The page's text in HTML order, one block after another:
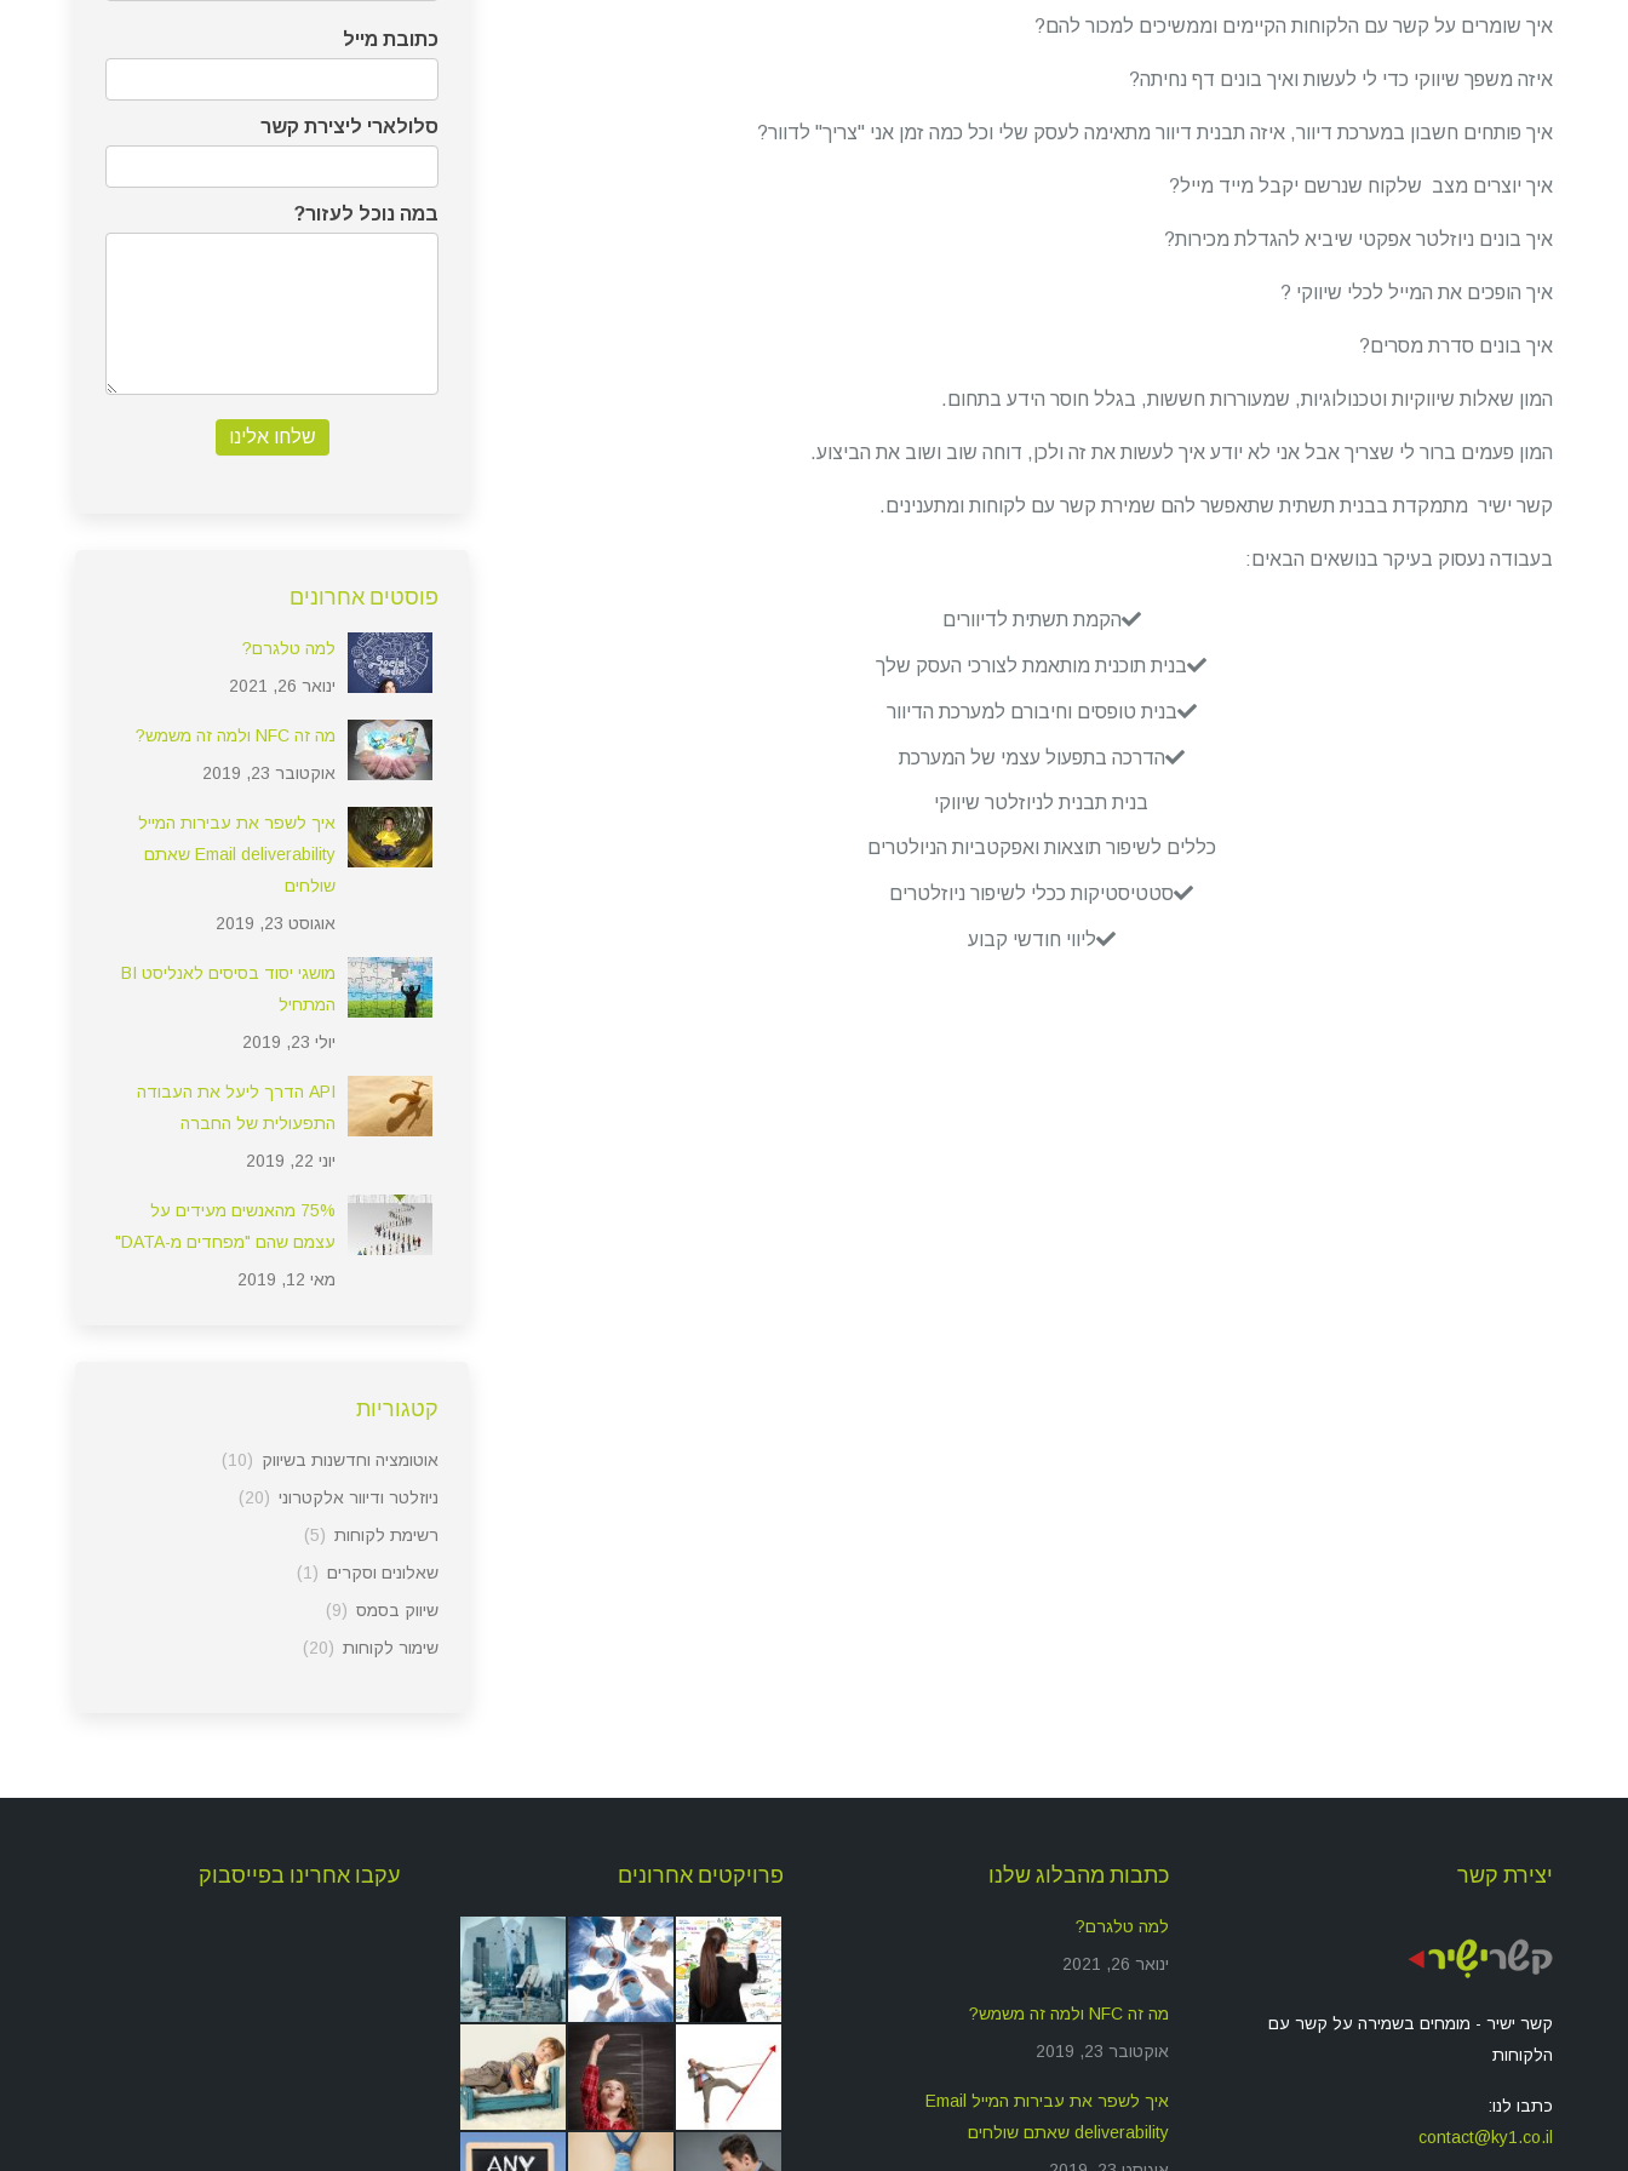
איך שומרים על קשר עם הלקוחות הקיימים וממשיכים למכור להם?
איזה משפך שיווקי כדי לי לעשות ואיך בונים דף נחיתה?
איך פותחים חשבון במערכת דיוור, איזה תבנית דיוור מתאימה לעסק שלי וכל כמה זמן אני "צריך" לדוור?
איך יוצרים מצב שלקוח שנרשם יקבל מייד מייל?
איך בונים ניוזלטר אפקטי שיביא להגדלת מכירות?
איך הופכים את המייל לכלי שיווקי ?
איך בונים סדרת מסרים?
המון שאלות שיווקיות וטכנולוגיות, שמעוררות חששות, בגלל חוסר הידע בתחום.
המון פעמים ברור לי שצריך אבל אני לא יודע איך לעשות את זה ולכן, דוחה שוב ושוב את הביצוע.
קשר ישיר מתמקדת בבנית תשתית שתאפשר להם שמירת קשר עם לקוחות ומתענינים.
בעבודה נעסוק בעיקר בנושאים הבאים:
הקמת תשתית לדיוורים
בנית תוכנית מותאמת לצורכי העסק שלך
בנית טופסים וחיבורם למערכת הדיוור
הדרכה בתפעול עצמי של המערכת
בנית תבנית לניוזלטר שיווקי
כללים לשיפור תוצאות ואפקטביות הניולטרים
סטטיסטיקות ככלי לשיפור ניוזלטרים
ליווי חודשי קבוע
כתובת מייל
סלולארי ליצירת קשר
במה נוכל לעזור?
שלחו אלינו
פוסטים אחרונים
למה טלגרם?
ינואר 26, 2021
מה זה NFC ולמה זה משמש?
אוקטובר 23, 2019
איך לשפר את עבירות המייל
Email deliverability שאתם
שולחים
אוגוסט 23, 2019
מושגי יסוד בסיסים לאנליסט BI
המתחיל
יולי 23, 2019
API הדרך ליעל את העבודה
התפעולית של החברה
יוני 22, 2019
75% מהאנשים מעידים על
עצמם שהם "מפחדים מ-DATA"
מאי 12, 2019
קטגוריות
אוטומציה וחדשנות בשיווק (10)
ניוזלטר ודיוור אלקטרוני (20)
רשימת לקוחות (5)
שאלונים וסקרים (1)
שיווק בסמס (9)
שימור לקוחות (20)
יצירת קשר
קשר ישיר - מומחים בשמירה על קשר עם
הלקוחות
כתבו לנו:
contact@ky1.co.il
כתבות מהבלוג שלנו
למה טלגרם?
ינואר 26, 2021
מה זה NFC ולמה זה משמש?
אוקטובר 23, 2019
איך לשפר את עבירות המייל Email
deliverability שאתם שולחים
פרויקטים אחרונים עקבו אחרינו בפייסבוק